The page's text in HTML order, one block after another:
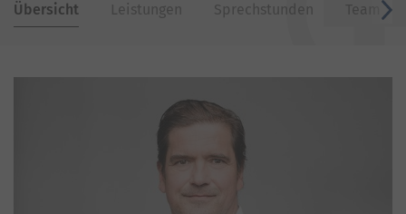
Übersicht Leistungen Sprechstunden